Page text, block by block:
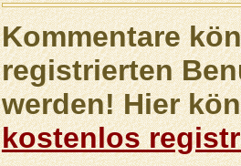
Kommentare
registrierten
werden! Hier
kostenlos